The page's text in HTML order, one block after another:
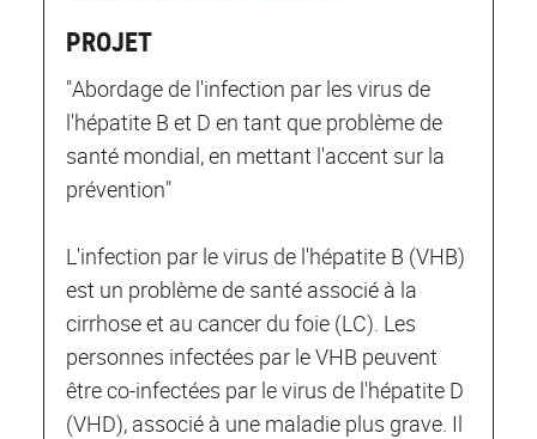
PROJET
"Abordage de l'infection par les virus de
l'hépatite B et D en tant que problème de
santé mondial, en mettant l'accent sur la
prévention"
L'infection par le virus de l'hépatite B (VHB)
est un problème de santé associé à la
cirrhose et au cancer du foie (LC). Les
personnes infectées par le VHB peuvent
être co-infectées par le virus de l'hépatite D
(VHD), associé à une maladie plus grave. Il